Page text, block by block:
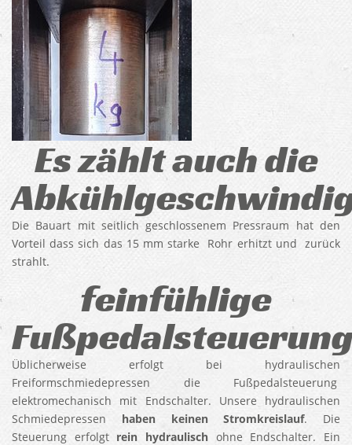
Es zählt auch die
Die Bauart mit seitlich geschlossenem Pressraum hat den
Vorteil dass sich das 15 mm starke Rohr erhitzt und zurück
strahlt.
feinfühlige
Üblicherweise erfolgt bei hydraulischen
Freiformschmiedepressen die Fußpedalsteuerung
elektromechanisch mit Endschalter. Unsere hydraulischen
Schmiedepressen haben keinen Stromkreislauf. Die
Steuerung erfolgt rein hydraulisch ohne Endschalter. Ein